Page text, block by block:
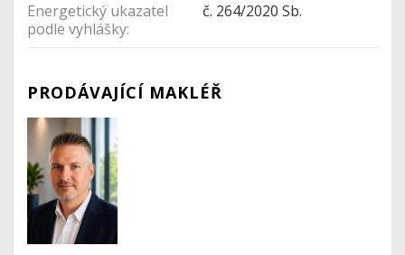
Energetický ukazatel
podle vyhlášky:
č. 264/2020 Sb.
PRODÁVAJÍCÍ MAKLÉŘ